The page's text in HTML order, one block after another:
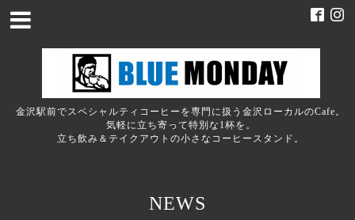
金沢駅前でスペシャルティコーヒーを専門に扱う金沢ローカルのCafe。
気軽に立ち寄って特別な1杯を。
立ち飲み＆テイクアウトの小さなコーヒースタンド。
NEWS